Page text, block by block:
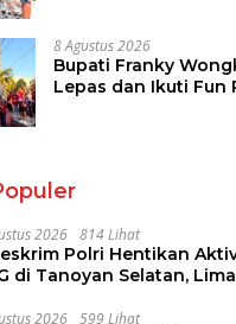
8 Agustus 2026
Bupati Franky
Lepas dan Ikuti Fun
2026 814 Lihat
Polri Hentikan
di Tanoyan Selatan,
2026 599 Lihat